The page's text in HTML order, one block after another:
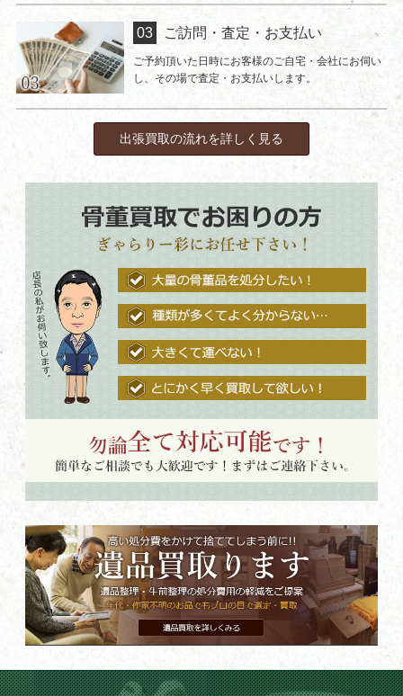
ご訪問・査定・お支払い
ご予約頂いた日時にお客様のご自宅・会社にお伺い
し、その場で査定・お支払いします。
出張買取の流れを詳しく見る